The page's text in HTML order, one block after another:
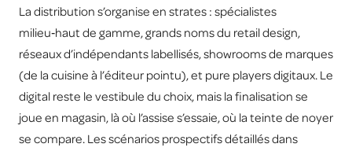
La distribution s’organise en strates : spécialistes
milieu‑haut de gamme, grands noms du retail design,
réseaux d’indépendants labellisés, showrooms de marques
(de la cuisine à l’éditeur pointu), et pure players digitaux. Le
digital reste le vestibule du choix, mais la finalisation se
joue en magasin, là où l’assise s’essaie, où la teinte de noyer
se compare. Les scénarios prospectifs détaillés dans